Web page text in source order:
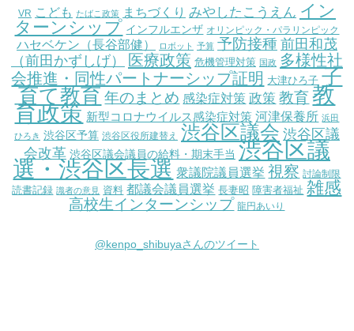
VR こども たばこ政策 まちづくり みやしたこうえん イン
ターンシップ インフルエンザ オリンピック・パラリンピック
ハセベケン（長谷部健） ロボット 予算 予防接種 前田和茂
（前田かずしげ）
医療政策 危機管理対策 国政 多様性社
会推進・同性パートナーシップ証明 大津ひろ子 子
育て教育 年のまとめ 感染症対策 政策 教育 教
育政策 新型コロナウイルス感染症対策 河津保養所 浜田
ひろき 渋谷区予算 渋谷区役所建替え 渋谷区議会 渋谷区議
会改革 渋谷区議会議員の給料・期末手当 渋谷区議
選・渋谷区長選 衆議院議員選挙 視察 討論制限
読書記録 識者の意見 資料 都議会議員選挙 長妻昭 障害者福祉 雑感
高校生インターンシップ 龍円あいり
@kenpo_shibuyaさんのツイート